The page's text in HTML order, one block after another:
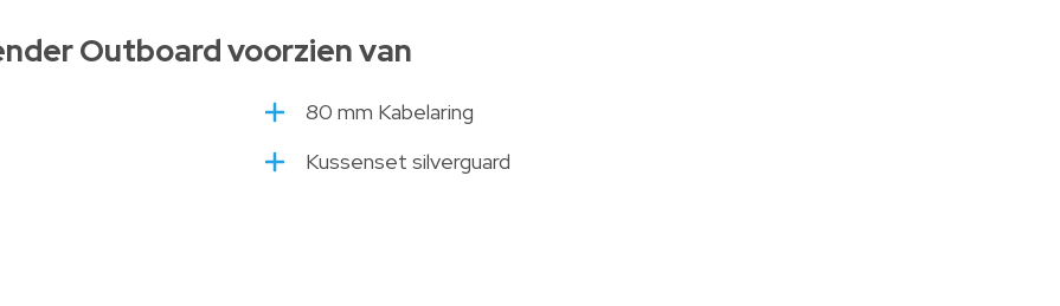
Outboard voorzien van
80 mm Kabelaring
Kussenset silverguard